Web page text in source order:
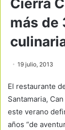
Cierra
más de
19 julio, 2013
El restaurante
Santamaria,
este verano
años “de